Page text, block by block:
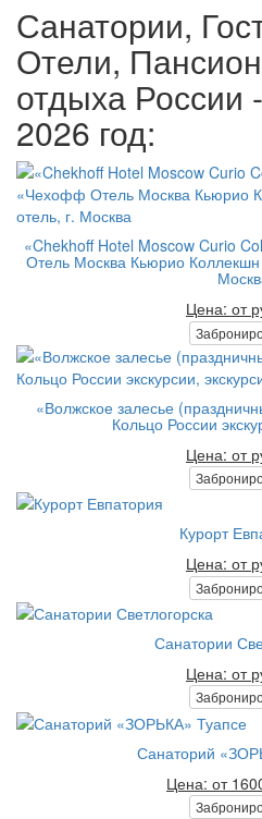
Санатории,
Отели,
отдыха России
2026 год:
«Chekhoff Hotel Moscow Curio
Отель Москва Кьюрио Коллекшн
Цена: от
«Волжское залесье
Кольцо России
Цена: от
Курорт
Цена: от
Санатории
Цена: от
Санаторий
Цена: от